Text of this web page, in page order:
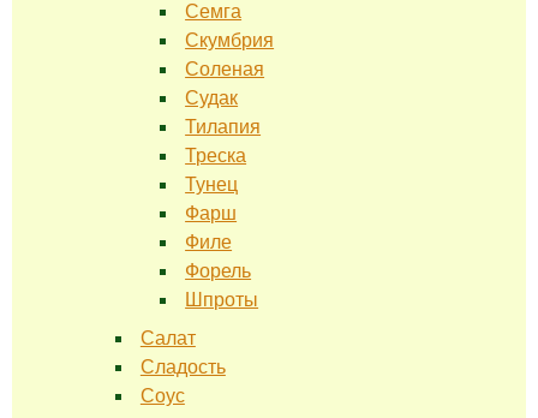
Семга
Скумбрия
Соленая
Судак
Тилапия
Треска
Тунец
Фарш
Филе
Форель
Шпроты
Салат
Сладость
Соус